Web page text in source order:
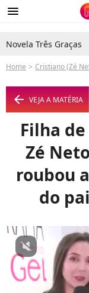
menu
Novela Três Graças
Home Cristiano (Zé
arrow_left VEJA A MATÉRIA
Filha
Zé
roubou
do